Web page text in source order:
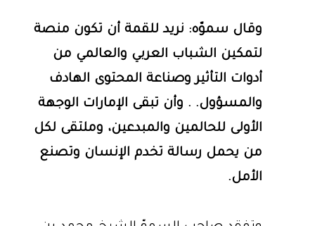
وقال سموّه: نريد للقمة أن تكون منصة
لتمكين الشباب العربي والعالمي من
أدوات التأثير وصناعة المحتوى الهادف
والمسؤول. . وأن تبقى الإمارات الوجهة
الأولى للحالمين والمبدعين، وملتقى لكل
من يحمل رسالة تخدم الإنسان وتصنع
الأمل.